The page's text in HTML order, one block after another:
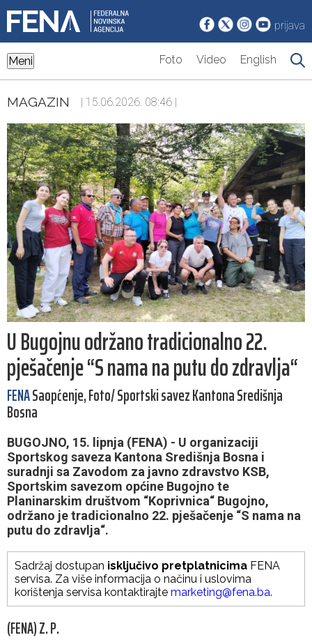
prijava
Meni Foto Video English
MAGAZIN | 15.06.2026. 08:46 |
U Bugojnu održano tradicionalno 22.
pješačenje “S nama na putu do zdravlja“
FENASaopćenje, Foto/ Sportski savez Kantona Središnja
Bosna
BUGOJNO, 15. lipnja (FENA) - U organizaciji
Sportskog saveza Kantona Središnja Bosna i
suradnji sa Zavodom za javno zdravstvo KSB,
Sportskim savezom općine Bugojno te
Planinarskim društvom “Koprivnica“ Bugojno,
održano je tradicionalno 22. pješačenje “S nama na
putu do zdravlja“.
Sadržaj dostupan isključivo pretplatnicima FENA
servisa. Za više informacija o načinu i uslovima
korištenja servisa kontaktirajte marketing@fena.ba.
(FENA) Z. P.